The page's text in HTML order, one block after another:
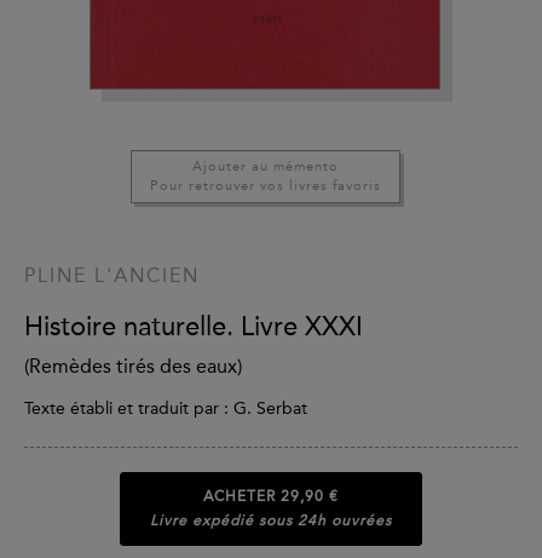
Ajouter au mémento
Pour retrouver vos livres favoris
PLINE L'ANCIEN
Histoire naturelle. Livre XXXI
(Remèdes tirés des eaux)
Texte établi et traduit par : G. Serbat
ACHETER 29,90 €
Livre expédié sous 24h ouvrées